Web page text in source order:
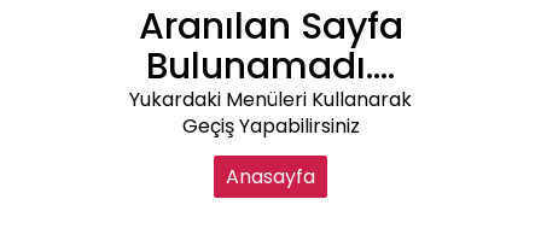
Aranılan Sayfa
Bulunamadı....
Yukardaki Menüleri Kullanarak
Geçiş Yapabilirsiniz
Anasayfa